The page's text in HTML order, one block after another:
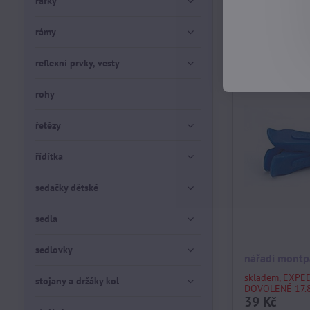
skladem,
DOVOLENÉ
39 Kč
rámy
reflexní prvky, vesty
rohy
řetězy
řídítka
sedačky dětské
sedla
sedlovky
stojany a držáky kol